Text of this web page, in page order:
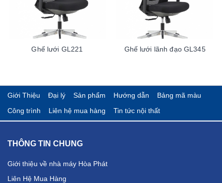
Ghế lưới GL221 Ghế lưới lãnh đạo GL345
Giới Thiệu Đại lý Sản phẩm Hướng dẫn
Bảng mã màu
Công trình
Liên hệ mua hàng Tin tức nội thất
THÔNG TIN CHUNG
Giới thiệu về nhà máy Hòa Phát
Liên Hệ Mua Hàng